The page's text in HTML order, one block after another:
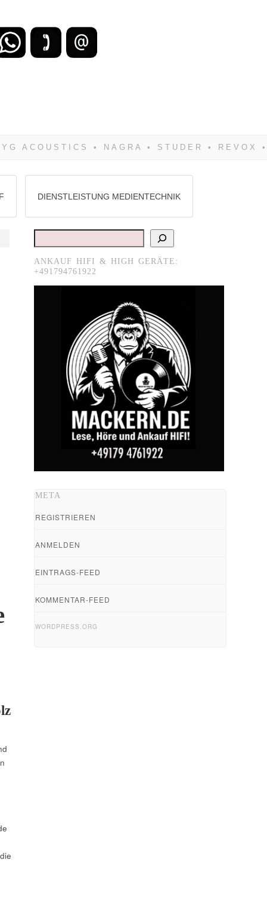
DIENSTLEISTUNG MEDIENTECHNIK
Suchen
ANKAUF HIFI & HIGH GERÄTE:
+491794761922
META
REGISTRIEREN
ANMELDEN
EINTRAGS-FEED
KOMMENTAR-FEED
WORDPRESS.ORG